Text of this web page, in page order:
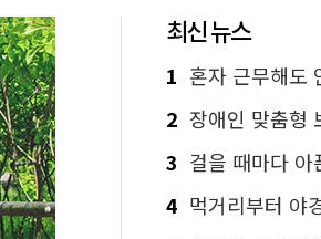
최신 뉴스
1 혼자 근무해도 안심
2 장애인 맞춤형 보조기기
3 걸을 때마다 아픈 '족저근
4 먹거리부터 야경 라이